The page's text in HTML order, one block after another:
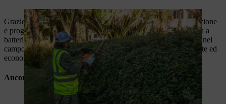
Grazie a questi vantaggi, Gachina Landscaping combina tradizione
e progresso. I durevoli attrezzi STIHL e l'innovativa tecnologia a
batteria rendono l'azienda a conduzione familiare una pioniera nel
campo del giardinaggio e del paesaggismo sostenibile, efficiente ed
economico.
Ancora più competenze professionali